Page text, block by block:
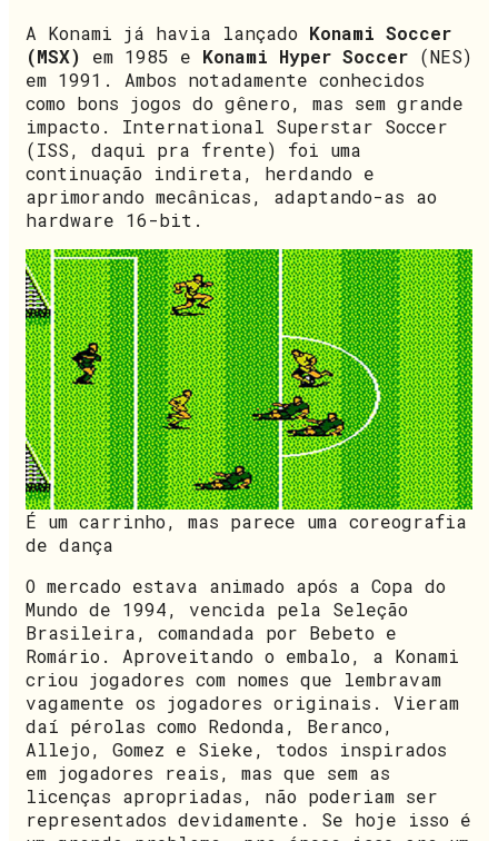
A Konami já havia lançado Konami Soccer
(MSX) em 1985 e Konami Hyper Soccer (NES)
em 1991. Ambos notadamente conhecidos
como bons jogos do gênero, mas sem grande
impacto. International Superstar Soccer
(ISS, daqui pra frente) foi uma
continuação indireta, herdando e
aprimorando mecânicas, adaptando-as ao
hardware 16-bit.
É um carrinho, mas parece uma coreografia
de dança
O mercado estava animado após a Copa do
Mundo de 1994, vencida pela Seleção
Brasileira, comandada por Bebeto e
Romário. Aproveitando o embalo, a Konami
criou jogadores com nomes que lembravam
vagamente os jogadores originais. Vieram
daí pérolas como Redonda, Beranco,
Allejo, Gomez e Sieke, todos inspirados
em jogadores reais, mas que sem as
licenças apropriadas, não poderiam ser
representados devidamente. Se hoje isso é